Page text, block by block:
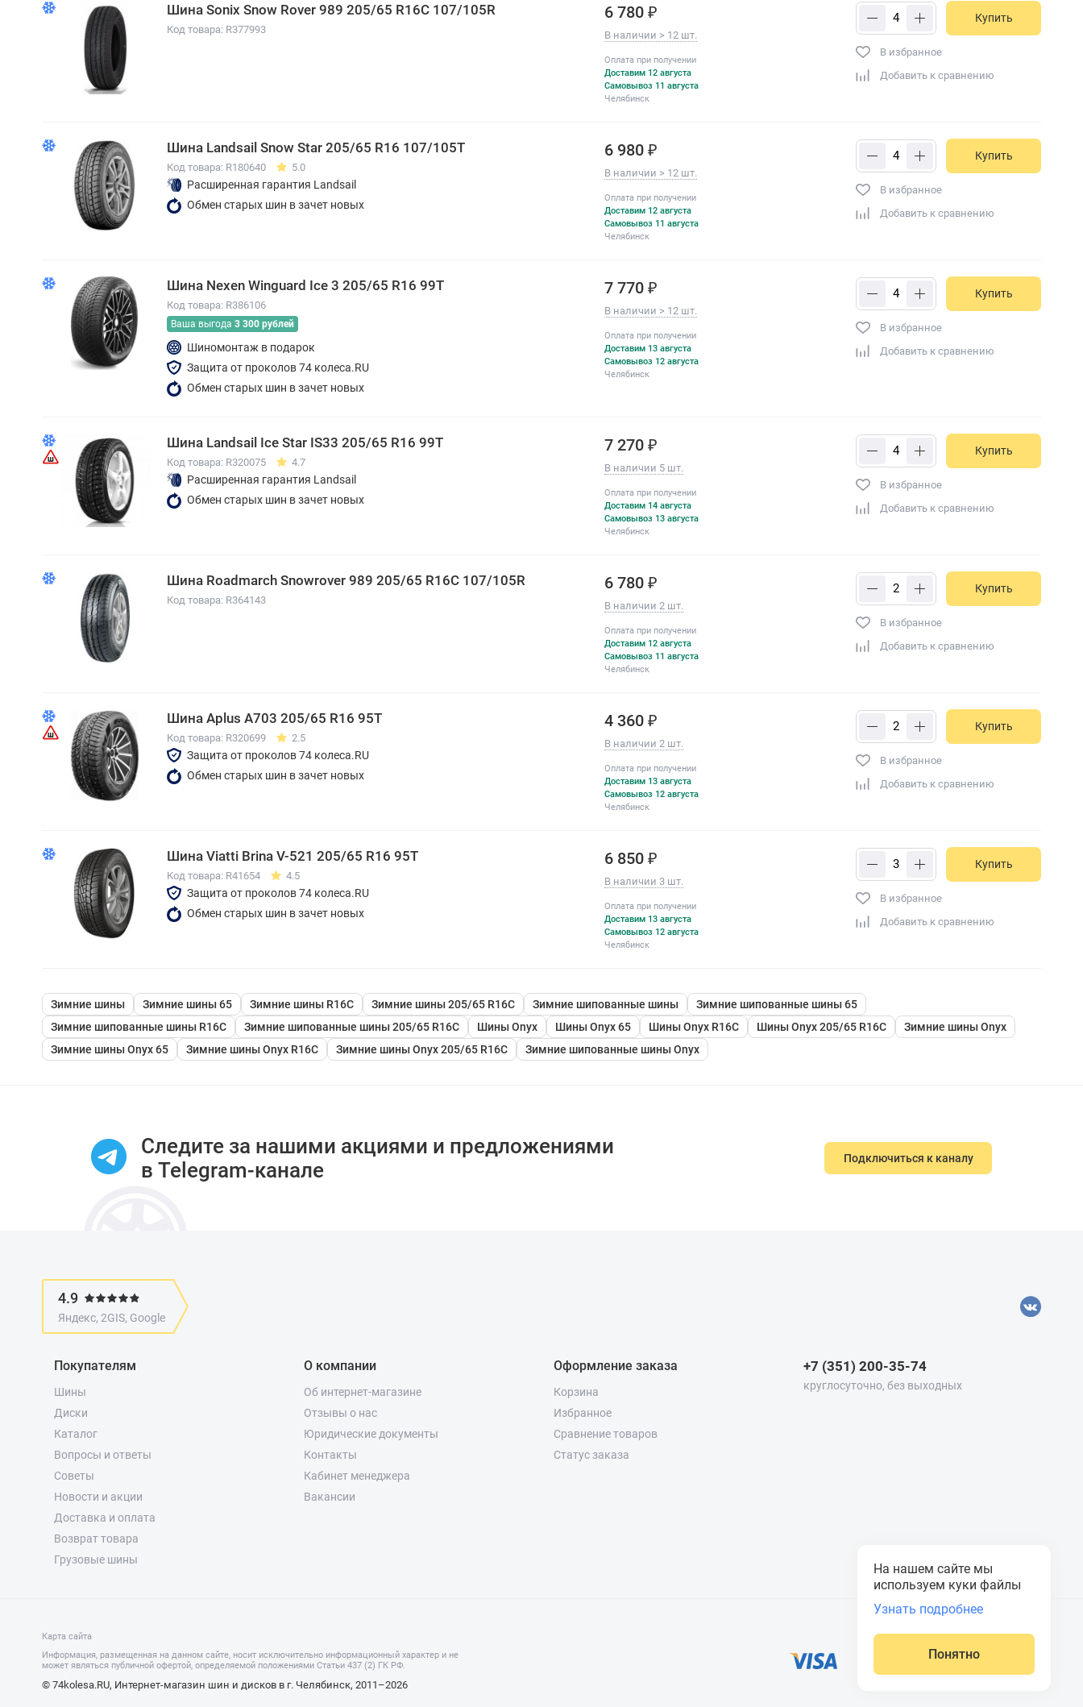
Шина Sonix Snow Rover 989 205/65 R16C 107/105R
Код товара: R377993
6 780 ₽
В наличии > 12 шт.
Оплата при получении
Доставим 12 августа
Самовывоз 11 августа
Челябинск
Купить
В избранное
Добавить к сравнению
Шина Landsail Snow Star 205/65 R16 107/105T
Код товара: R180640 5.0
Расширенная гарантия Landsail
Обмен старых шин в зачет новых
6 980 ₽
В наличии > 12 шт.
Оплата при получении
Доставим 12 августа
Самовывоз 11 августа
Челябинск
Купить
В избранное
Добавить к сравнению
Шина Nexen Winguard Ice 3 205/65 R16 99T
Код товара: R386106
Ваша выгода 3 300 рублей
Шиномонтаж в подарок
Защита от проколов 74 колеса.RU
Обмен старых шин в зачет новых
7 770 ₽
В наличии > 12 шт.
Оплата при получении
Доставим 13 августа
Самовывоз 12 августа
Челябинск
Купить
В избранное
Добавить к сравнению
Шина Landsail Ice Star IS33 205/65 R16 99T
Код товара: R320075 4.7
Расширенная гарантия Landsail
Обмен старых шин в зачет новых
7 270 ₽
В наличии 5 шт.
Оплата при получении
Доставим 14 августа
Самовывоз 13 августа
Челябинск
Купить
В избранное
Добавить к сравнению
Шина Roadmarch Snowrover 989 205/65 R16C 107/105R
Код товара: R364143
6 780 ₽
В наличии 2 шт.
Оплата при получении
Доставим 12 августа
Самовывоз 11 августа
Челябинск
Купить
В избранное
Добавить к сравнению
Шина Aplus A703 205/65 R16 95T
Код товара: R320699 2.5
Защита от проколов 74 колеса.RU
Обмен старых шин в зачет новых
4 360 ₽
В наличии 2 шт.
Оплата при получении
Доставим 13 августа
Самовывоз 12 августа
Челябинск
Купить
В избранное
Добавить к сравнению
Шина Viatti Brina V-521 205/65 R16 95T
Код товара: R41654 4.5
Защита от проколов 74 колеса.RU
Обмен старых шин в зачет новых
6 850 ₽
В наличии 3 шт.
Оплата при получении
Доставим 13 августа
Самовывоз 12 августа
Челябинск
Купить
В избранное
Добавить к сравнению
Зимние шины Зимние шины 65 Зимние шины R16C Зимние шины 205/65 R16C Зимние шипованные шины
Зимние шипованные шины 65
Зимние шипованные шины R16C
Зимние шипованные шины 205/65 R16C Шины Onyx Шины Onyx 65 Шины Onyx R16C Шины Onyx 205/65 R16C
Зимние шины Onyx
Зимние шины Onyx 65
Зимние шины Onyx R16C Зимние шины Onyx 205/65 R16C Зимние шипованные шины Onyx
Следите за нашими акциями и предложениями
в Telegram-канале
Подключиться к каналу
4.9
Яндекс, 2GIS, Google
Покупателям
Шины
Диски
Каталог
Вопросы и ответы
Советы
Новости и акции
Доставка и оплата
Возврат товара
Грузовые шины
О компании
Об интернет-магазине
Отзывы о нас
Юридические документы
Контакты
Кабинет менеджера
Вакансии
Оформление заказа
Корзина
Избранное
Сравнение товаров
Статус заказа
+7 (351) 200-35-74
круглосуточно, без выходных
Карта сайта
Информация, размещенная на данном сайте, носит исключительно информационный характер и не
может являться публичной офертой, определяемой положениями Статьи 437 (2) ГК РФ.
© 74kolesa.RU, Интернет-магазин шин и дисков в г. Челябинск, 2011–2026
На нашем сайте мы
используем куки файлы
Узнать подробнее
Понятно